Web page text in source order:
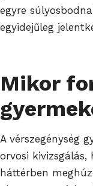
egyre
egyidejűleg
Mikor
A vérszegénység
orvosi
háttérben